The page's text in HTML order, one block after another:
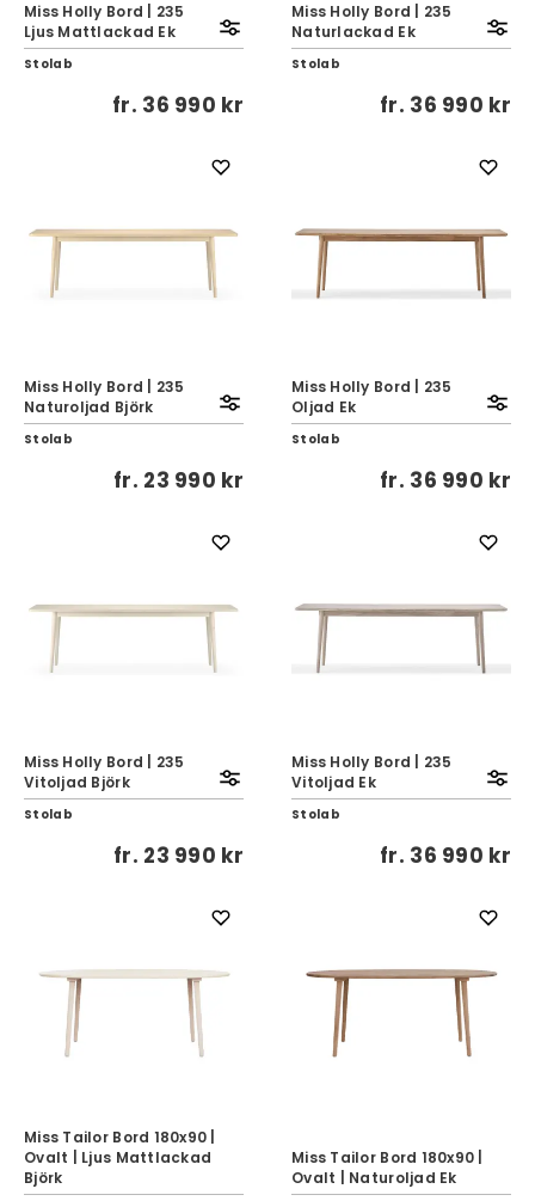
Miss Holly Bord | 235
Ljus Mattlackad Ek
Stolab
fr. 36 990 kr
Miss Holly Bord | 235
Naturlackad Ek
Stolab
fr. 36 990 kr
Miss Holly Bord | 235
Naturoljad Björk
Stolab
fr. 23 990 kr
Miss Holly Bord | 235
Oljad Ek
Stolab
fr. 36 990 kr
Miss Holly Bord | 235
Vitoljad Björk
Stolab
fr. 23 990 kr
Miss Holly Bord | 235
Vitoljad Ek
Stolab
fr. 36 990 kr
Miss Tailor Bord 180x90 |
Ovalt | Ljus Mattlackad
Björk
Miss Tailor Bord 180x90 |
Ovalt | Naturoljad Ek